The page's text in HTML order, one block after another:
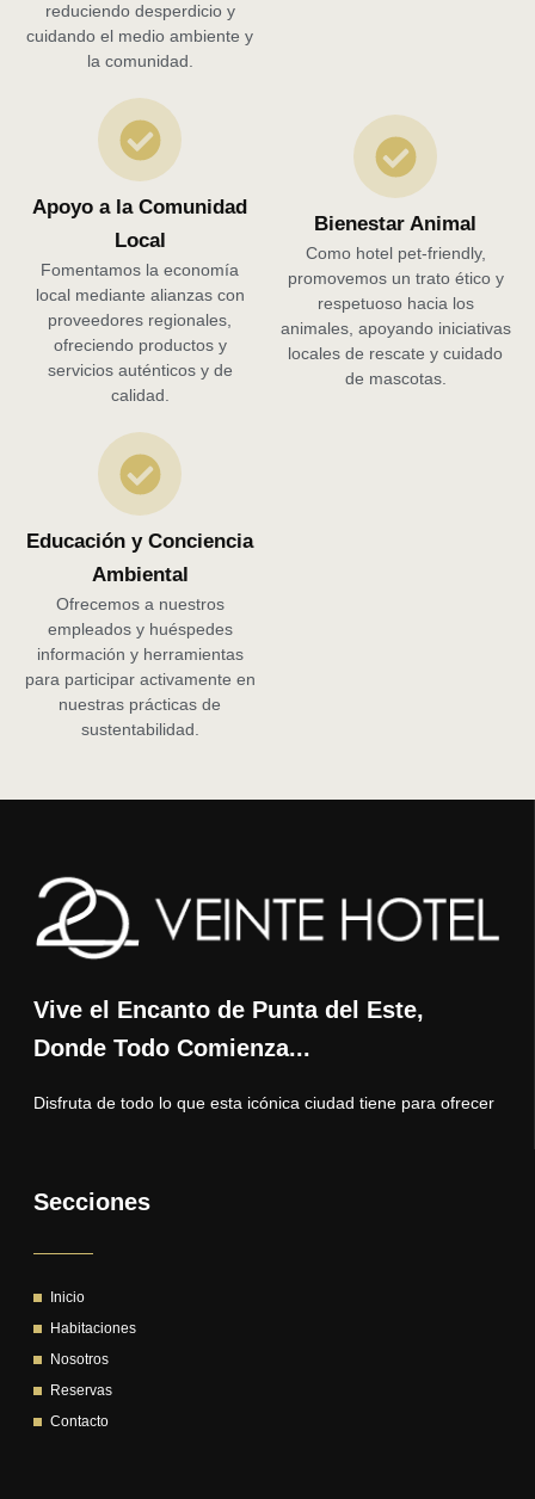
reduciendo desperdicio y
cuidando el medio ambiente y
la comunidad.
Apoyo a la Comunidad
Local
Fomentamos la economía
local mediante alianzas con
proveedores regionales,
ofreciendo productos y
servicios auténticos y de
calidad.
Bienestar Animal
Como hotel pet-friendly,
promovemos un trato ético y
respetuoso hacia los
animales, apoyando iniciativas
locales de rescate y cuidado
de mascotas.
Educación y Conciencia
Ambiental
Ofrecemos a nuestros
empleados y huéspedes
información y herramientas
para participar activamente en
nuestras prácticas de
sustentabilidad.
Vive el Encanto de Punta del Este,
Donde Todo Comienza...
Disfruta de todo lo que esta icónica ciudad tiene para ofrecer
Secciones
Inicio
Habitaciones
Nosotros
Reservas
Contacto